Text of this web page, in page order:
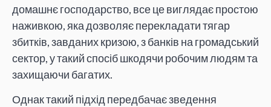
домашнє господарство, все це виглядає простою
наживкою, яка дозволяє перекладати тягар
збитків, завданих кризою, з банків на громадський
сектор, у такий спосіб шкодячи робочим людям та
захищаючи багатих.
Однак такий підхід передбачає зведення